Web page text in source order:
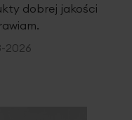
dobrej jakości
2026